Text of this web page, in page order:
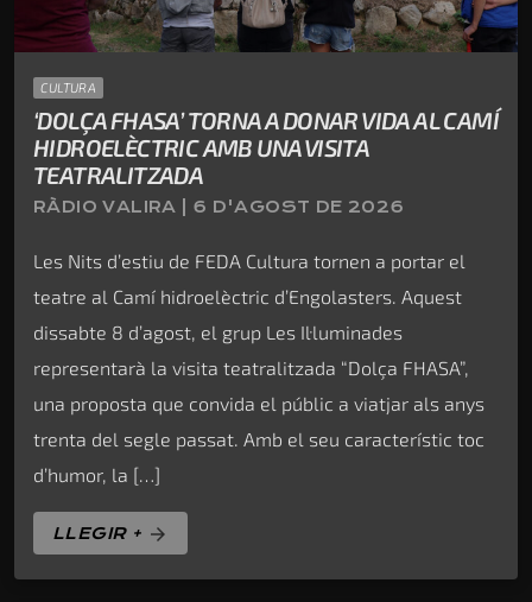
CULTURA
‘DOLÇA FHASA’ TORNA A DONAR VIDA AL CAMÍ
HIDROELÈCTRIC AMB UNA VISITA
TEATRALITZADA
RÀDIO VALIRA | 6 D'AGOST DE 2026
Les Nits d’estiu de FEDA Cultura tornen a portar el
teatre al Camí hidroelèctric d’Engolasters. Aquest
dissabte 8 d’agost, el grup Les Il·luminades
representarà la visita teatralitzada “Dolça FHASA”,
una proposta que convida el públic a viatjar als anys
trenta del segle passat. Amb el seu característic toc
d’humor, la […]
LLEGIR + arrow_forward